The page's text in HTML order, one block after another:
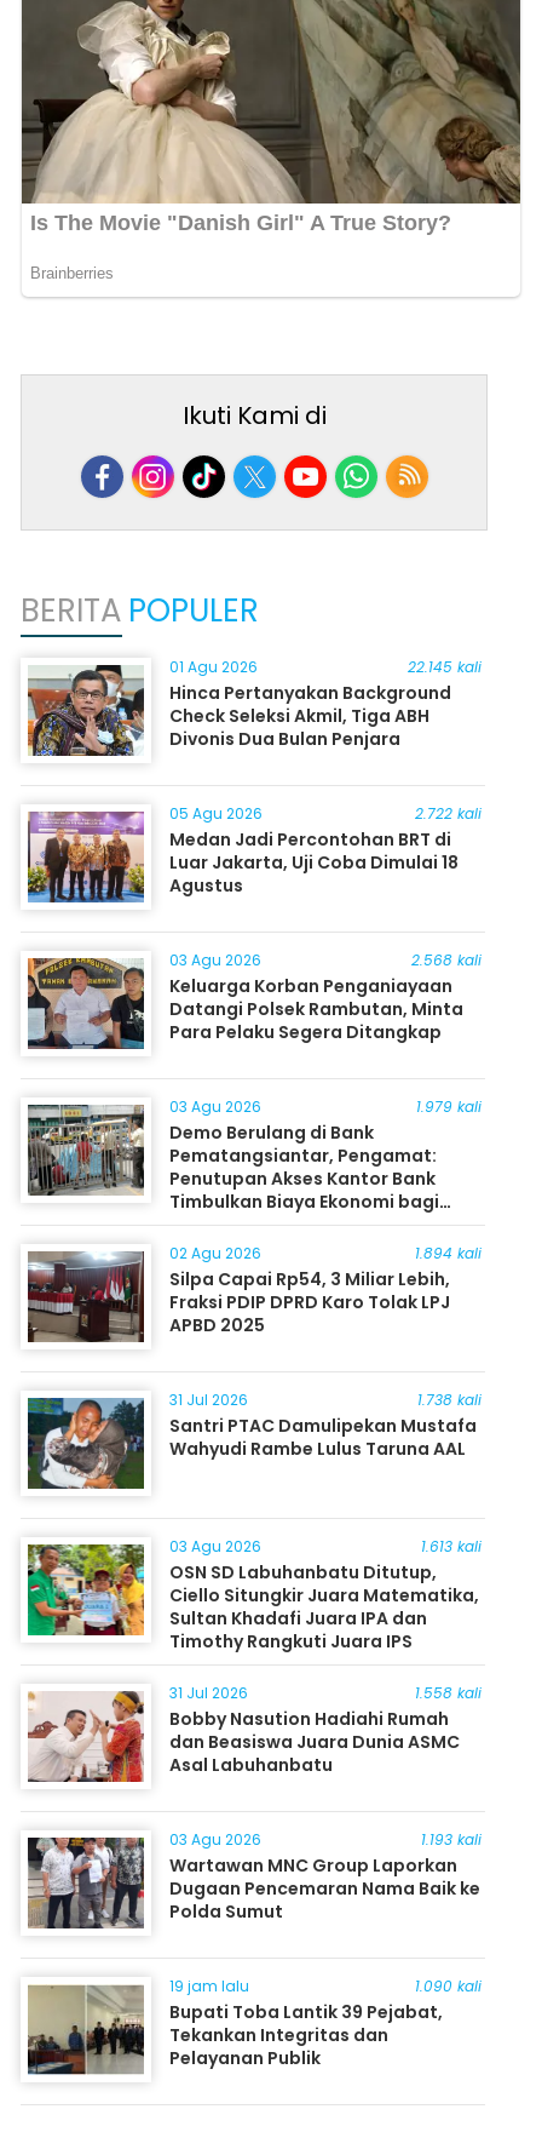
Ikuti Kami di
BERITA POPULER
01 Agu 2026 22.145 kali
Hinca Pertanyakan Background
Check Seleksi Akmil, Tiga ABH
Divonis Dua Bulan Penjara
05 Agu 2026 2.722 kali
Medan Jadi Percontohan BRT di
Luar Jakarta, Uji Coba Dimulai 18
Agustus
03 Agu 2026 2.568 kali
Keluarga Korban Penganiayaan
Datangi Polsek Rambutan, Minta
Para Pelaku Segera Ditangkap
03 Agu 2026 1.979 kali
Demo Berulang di Bank
Pematangsiantar, Pengamat:
Penutupan Akses Kantor Bank
Timbulkan Biaya Ekonomi bagi
Masyarakat
02 Agu 2026 1.894 kali
Silpa Capai Rp54, 3 Miliar Lebih,
Fraksi PDIP DPRD Karo Tolak LPJ
APBD 2025
31 Jul 2026 1.738 kali
Santri PTAC Damulipekan Mustafa
Wahyudi Rambe Lulus Taruna AAL
03 Agu 2026 1.613 kali
OSN SD Labuhanbatu Ditutup,
Ciello Situngkir Juara Matematika,
Sultan Khadafi Juara IPA dan
Timothy Rangkuti Juara IPS
31 Jul 2026 1.558 kali
Bobby Nasution Hadiahi Rumah
dan Beasiswa Juara Dunia ASMC
Asal Labuhanbatu
03 Agu 2026 1.193 kali
Wartawan MNC Group Laporkan
Dugaan Pencemaran Nama Baik ke
Polda Sumut
19 jam lalu 1.090 kali
Bupati Toba Lantik 39 Pejabat,
Tekankan Integritas dan
Pelayanan Publik